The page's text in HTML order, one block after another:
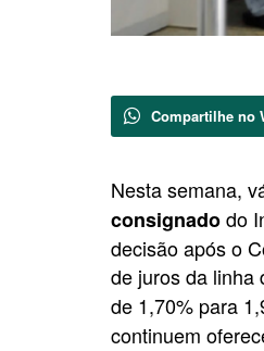
Compartilhe no
Nesta semana,
consignadodo
decisão após o
de juros da linha
de 1,70% para
continuem